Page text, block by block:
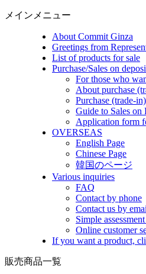
メインメニュー
About Commit Ginza
Greetings from
List of products for sale
Purchase/Sales on
For those who
About purchase
Purchase (trade-
Guide to Sales on
Application form
OVERSEAS
English Page
Chinese Page
韓国のページ
Various inquiries
FAQ
Contact by phone
Contact us by
Simple
Online customer
If you want a product,
販売商品一覧